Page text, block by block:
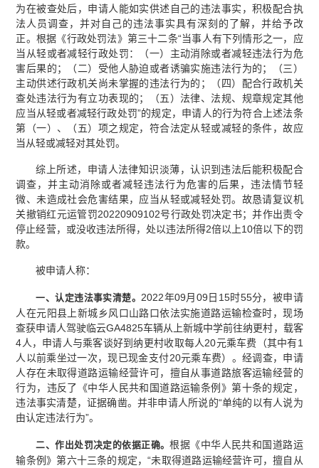
为在被查处后，申请人能如实供述自己的违法事实，积极配合执
法人员调查，并对自己的违法事实具有深刻的了解，并给予改
正。根据《行政处罚法》第三十二条“当事人有下列情形之一，应
当从轻或者减轻行政处罚：（一）主动消除或者减轻违法行为危
害后果的；（二）受他人胁迫或者诱骗实施违法行为的；（三）
主动供述行政机关尚未掌握的违法行为的；（四）配合行政机关
查处违法行为有立功表现的；（五）法律、法规、规章规定其他
应当从轻或者减轻行政处罚”的规定，申请人的行为符合上述法条
第（一）、（五）项之规定，符合法定从轻或减轻的条件，故应
当从轻或减轻对其处罚。
综上所述，申请人法律知识淡薄，认识到违法后能积极配合
调查，并主动消除或者减轻违法行为危害的后果，违法情节轻
微、未造成社会危害结果，应当从轻或减轻处罚。故恳请复议机
关撤销红元运管罚20220909102号行政处罚决定书；并作出责令
停止经营，或没收违法所得，处以违法所得2倍以上10倍以下的罚
款。
被申请人称：
一、认定违法事实清楚。2022年09月09日15时55分，被申请
人在元阳县上新城乡风口山路口依法实施道路运输检查时，现场
查获申请人驾驶临云GA4825车辆从上新城中学前往纳更村，载客
4人，申请人与乘客谈好到纳更村收取每人20元乘车费（其中有1
人以前乘坐过一次，现已现金支付20元乘车费）。经调查，申请
人存在未取得道路运输经营许可，擅自从事道路旅客运输经营的
行为，违反了《中华人民共和国道路运输条例》第十条的规定，
违法事实清楚，证据确凿。并非申请人所说的“单纯的以有人说为
由认定违法行为”。
二、作出处罚决定的依据正确。根据《中华人民共和国道路运
输条例》第六十三条的规定，“未取得道路运输经营许可，擅自从